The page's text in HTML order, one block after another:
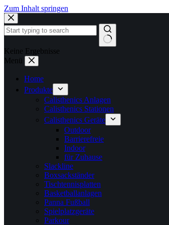
Zum Inhalt springen
Keine Ergebnisse
Menü
Home
Produkte
Calisthenics Anlagen
Calisthenics Stationen
Calisthenics Geräte
Outdoor
Barrierefreie
Indoor
für Zuhause
Slackline
Boxsackständer
Tischtennisplatten
Basketballanlagen
Panna Fußball
Spielplatzgeräte
Parkour